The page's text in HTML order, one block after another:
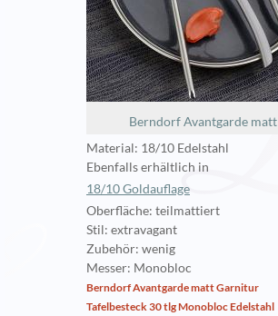
Berndorf Avantgarde matt
Material: 18/10 Edelstahl
Ebenfalls erhältlich in
18/10 Goldauflage
Oberfläche: teilmattiert
Stil: extravagant
Zubehör: wenig
Messer: Monobloc
Berndorf Avantgarde matt Garnitur
Tafelbesteck 30 tlg Monobloc Edelstahl